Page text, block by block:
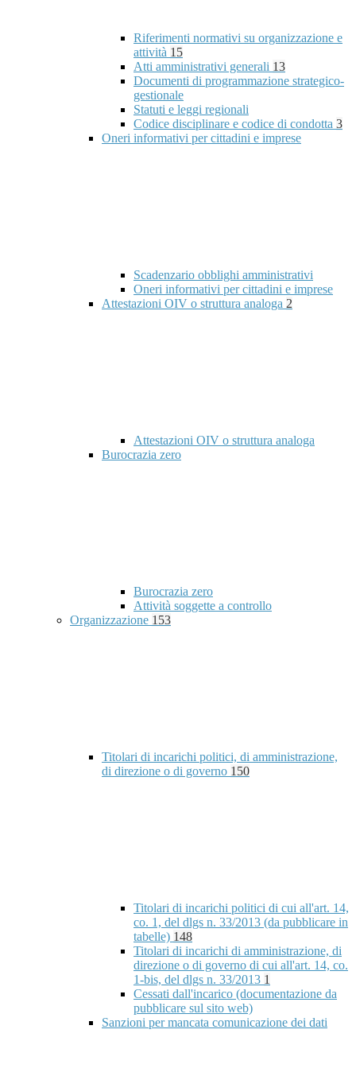
Riferimenti normativi su organizzazione e
attività 15
Atti amministrativi generali 13
Documenti di programmazione strategico-
gestionale
Statuti e leggi regionali
Codice disciplinare e codice di condotta 3
Oneri informativi per cittadini e imprese
Scadenzario obblighi amministrativi
Oneri informativi per cittadini e imprese
Attestazioni OIV o struttura analoga 2
Attestazioni OIV o struttura analoga
Burocrazia zero
Burocrazia zero
Attività soggette a controllo
Organizzazione 153
Titolari di incarichi politici, di amministrazione,
di direzione o di governo 150
Titolari di incarichi politici di cui all'art. 14,
co. 1, del dlgs n. 33/2013 (da pubblicare in
tabelle) 148
Titolari di incarichi di amministrazione, di
direzione o di governo di cui all'art. 14, co.
1-bis, del dlgs n. 33/2013 1
Cessati dall'incarico (documentazione da
pubblicare sul sito web)
Sanzioni per mancata comunicazione dei dati